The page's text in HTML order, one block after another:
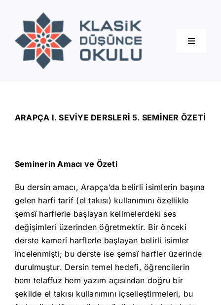
content
Toggle
Eğitimler
ARAPÇA I. SEVİYE DERSLERİ 5. SEMİNER ÖZETİ
Seminerin Amacı ve Özeti
Bu dersin amacı, Arapça’da belirli isimlerin başına
gelen harfi tarif (el takısı) kullanımını özellikle
şemsî harflerle başlayan kelimelerdeki ses
değişimleri üzerinden öğretmektir. Bir önceki
derste kamerî harflerle başlayan belirli isimler
incelenmişti; bu derste ise şemsî harfler üzerinde
durulmuştur. Dersin temel hedefi, öğrencilerin
hem telaffuz hem yazım açısından doğru bir
şekilde el takısı kullanımını içselleştirmeleri, bu